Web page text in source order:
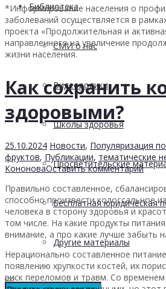
Библиотека
СМИ о нас
Видеоролики
Школы здоровья
Просветительские
Бесплатная юридическая
Другие материалы
*Информирование населения о
заболеваний осуществляется в
проекта «Продолжительная и
направленного на увеличение
жизни населения.
Как сохранить
здоровыми?
25.10.2024 Новости, Популяризация
фруктов, Публикации, тематические
КононоваОставить комментарий
Правильно составленное,
способно произвести колоссальное
человека в сторону здоровья и
том числе. На какие продукты
внимание, а про какие лучше забыть
Нерационально составленное
появлению хрупкости костей, их
риск переломов и травм. Со временем